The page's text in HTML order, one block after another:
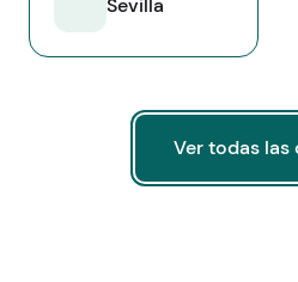
Sevilla
Ver todas las
Ver todas las